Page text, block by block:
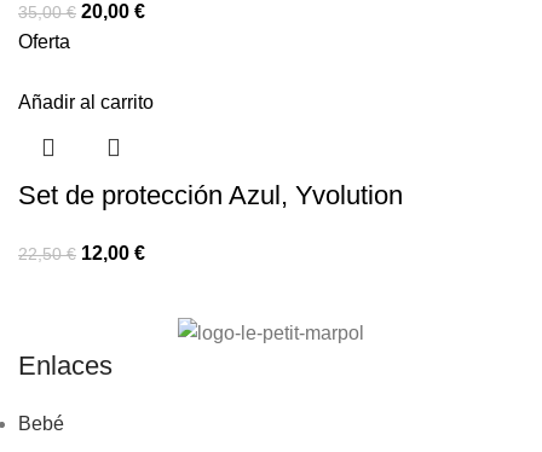
35,00€ 20,00 €
Oferta
Añadir al carrito
Set de protección Azul, Yvolution
22,50€ 12,00 €
Enlaces
Bebé